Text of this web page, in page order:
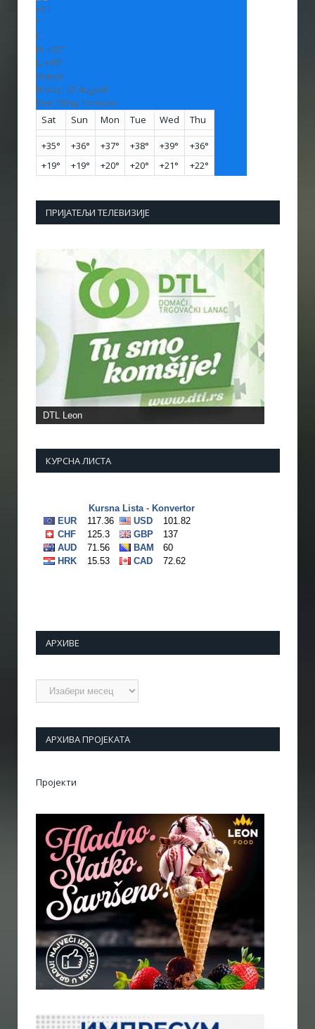
+31
°
C
H: +32°
L: +19°
Vranje
Friday, 07 August
See 7-Day Forecast
Sat
Sun Mon Tue Wed Thu
+35° +36° +37° +38° +39° +36°
+19° +19° +20° +20° +21° +22°
ПРИЈАТЕЉИ ТЕЛЕВИЗИЈЕ
DTL Leon
КУРСНА ЛИСТА
АРХИВЕ
Архиве
АРХИВА ПРОЈЕКАТА
Пројекти